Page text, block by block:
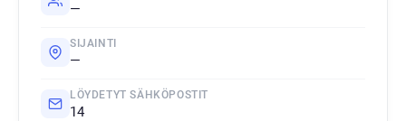
—
SIJAINTI
—
LÖYDETYT SÄHKÖPOSTIT
14